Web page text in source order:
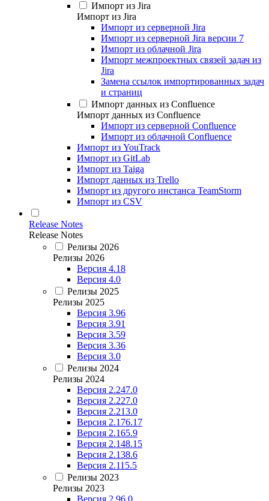
Импорт из Jira
Импорт из Jira
Импорт из серверной Jira
Импорт из серверной Jira версии 7
Импорт из облачной Jira
Импорт межпроектных связей задач из
Jira
Замена ссылок импортированных задач
и страниц
Импорт данных из Confluence
Импорт данных из Confluence
Импорт из серверной Confluence
Импорт из облачной Confluence
Импорт из YouTrack
Импорт из GitLab
Импорт из Taiga
Импорт данных из Trello
Импорт из другого инстанса TeamStorm
Импорт из CSV
Release Notes
Release Notes
Релизы 2026
Релизы 2026
Версия 4.18
Версия 4.0
Релизы 2025
Релизы 2025
Версия 3.96
Версия 3.91
Версия 3.59
Версия 3.36
Версия 3.0
Релизы 2024
Релизы 2024
Версия 2.247.0
Версия 2.227.0
Версия 2.213.0
Версия 2.176.17
Версия 2.165.9
Версия 2.148.15
Версия 2.138.6
Версия 2.115.5
Релизы 2023
Релизы 2023